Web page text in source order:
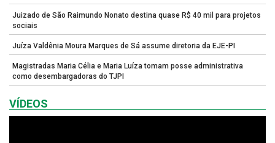
Juizado de São Raimundo Nonato destina quase R$ 40 mil para projetos
sociais
Juíza Valdênia Moura Marques de Sá assume diretoria da EJE-PI
Magistradas Maria Célia e Maria Luíza tomam posse administrativa
como desembargadoras do TJPI
VÍDEOS